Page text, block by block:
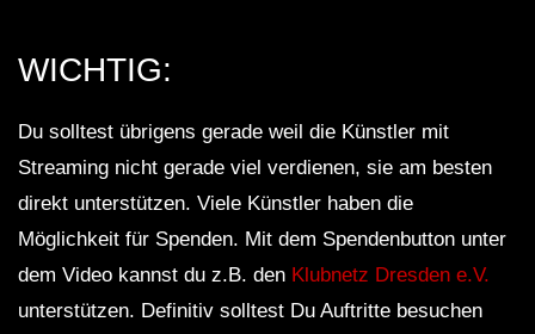
Andy Green – Dub Techno TV Podcast
Series #7
Dub Techno Sessions Episode 084
Retrofitted Future
WICHTIG:
Du solltest übrigens gerade weil die Künstler mit
Streaming nicht gerade viel verdienen, sie am besten
direkt unterstützen. Viele Künstler haben die
Möglichkeit für Spenden. Mit dem Spendenbutton unter
dem Video kannst du z.B. den Klubnetz Dresden e.V.
unterstützen. Definitiv solltest Du Auftritte besuchen